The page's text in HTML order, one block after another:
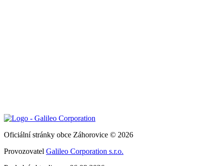
Oficiální stránky obce Záhorovice © 2026
Provozovatel Galileo Corporation s.r.o.